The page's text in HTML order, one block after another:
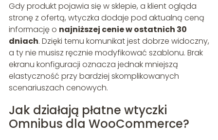
Gdy produkt pojawia się w sklepie, a klient ogląda
stronę z ofertą, wtyczka dodaje pod aktualną ceną
informację o najniższej cenie w ostatnich 30
dniach. Dzięki temu komunikat jest dobrze widoczny,
a ty nie musisz ręcznie modyfikować szablonu. Brak
ekranu konfiguracji oznacza jednak mniejszą
elastyczność przy bardziej skomplikowanych
scenariuszach cenowych.
Jak działają płatne wtyczki
Omnibus dla WooCommerce?